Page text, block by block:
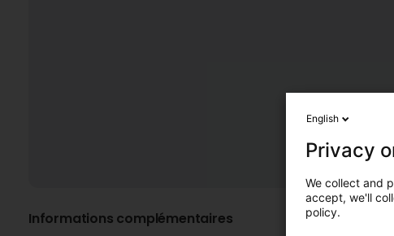
Informations complémentaires
English
Privacy
We collect and
accept, we'll
policy.